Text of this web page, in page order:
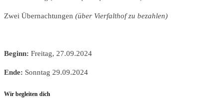
Zwei Übernachtungen (über Vierfalthof zu bezahlen)
Beginn: Freitag, 27.09.2024
Ende: Sonntag 29.09.2024
Wir begleiten dich